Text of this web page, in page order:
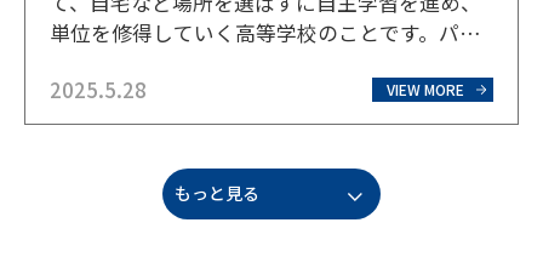
単位を修得していく高等学校のことです。パソ
でも自分のペースで学習を進めることができる
ため、全日制・定時制とは異なる学習方法と
2025.5.28 VIEW MORE
もっと見る